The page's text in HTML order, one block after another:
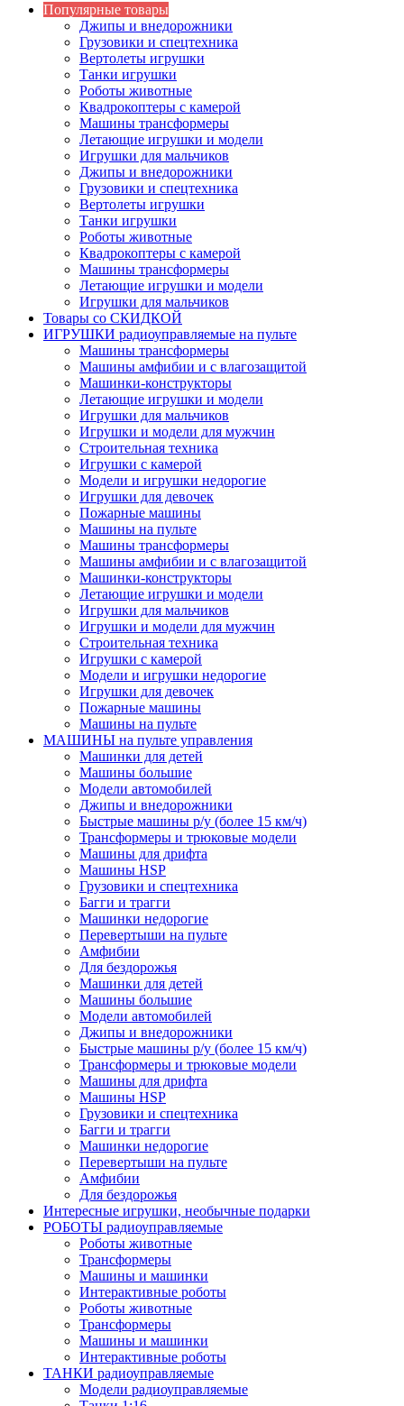
Популярные товары
Джипы и внедорожники
Грузовики и спецтехника
Вертолеты игрушки
Танки игрушки
Роботы животные
Квадрокоптеры с камерой
Машины трансформеры
Летающие игрушки и модели
Игрушки для мальчиков
Джипы и внедорожники
Грузовики и спецтехника
Вертолеты игрушки
Танки игрушки
Роботы животные
Квадрокоптеры с камерой
Машины трансформеры
Летающие игрушки и модели
Игрушки для мальчиков
Товары со СКИДКОЙ
ИГРУШКИ радиоуправляемые на пульте
Машины трансформеры
Машины амфибии и с влагозащитой
Машинки-конструкторы
Летающие игрушки и модели
Игрушки для мальчиков
Игрушки и модели для мужчин
Строительная техника
Игрушки с камерой
Модели и игрушки недорогие
Игрушки для девочек
Пожарные машины
Машины на пульте
Машины трансформеры
Машины амфибии и с влагозащитой
Машинки-конструкторы
Летающие игрушки и модели
Игрушки для мальчиков
Игрушки и модели для мужчин
Строительная техника
Игрушки с камерой
Модели и игрушки недорогие
Игрушки для девочек
Пожарные машины
Машины на пульте
МАШИНЫ на пульте управления
Машинки для детей
Машины большие
Модели автомобилей
Джипы и внедорожники
Быстрые машины р/у (более 15 км/ч)
Трансформеры и трюковые модели
Машины для дрифта
Машины HSP
Грузовики и спецтехника
Багги и трагги
Машинки недорогие
Перевертыши на пульте
Амфибии
Для бездорожья
Машинки для детей
Машины большие
Модели автомобилей
Джипы и внедорожники
Быстрые машины р/у (более 15 км/ч)
Трансформеры и трюковые модели
Машины для дрифта
Машины HSP
Грузовики и спецтехника
Багги и трагги
Машинки недорогие
Перевертыши на пульте
Амфибии
Для бездорожья
Интересные игрушки, необычные подарки
РОБОТЫ радиоуправляемые
Роботы животные
Трансформеры
Машины и машинки
Интерактивные роботы
Роботы животные
Трансформеры
Машины и машинки
Интерактивные роботы
ТАНКИ радиоуправляемые
Модели радиоуправляемые